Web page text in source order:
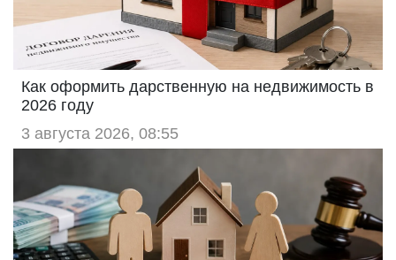
Как оформить дарственную на недвижимость в
2026 году
3 августа 2026, 08:55